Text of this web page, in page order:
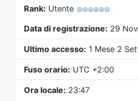
Forum
Rank: Utente
Data di registrazione: 29
Ultimo accesso: 1 Mese 2
Fuso orario: UTC +2:00
Ora locale: 23:47